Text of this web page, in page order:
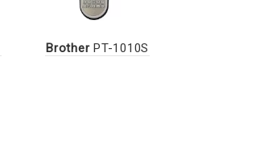
BrotherPT-1010S